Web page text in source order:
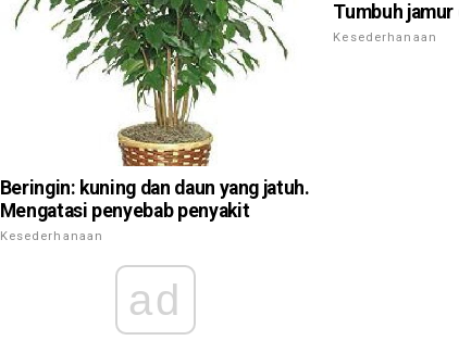
Beringin: kuning dan daun yang jatuh.
Mengatasi penyebab penyakit
Kesederhanaan
Tumbuh jamur
Kesederhanaan
ad